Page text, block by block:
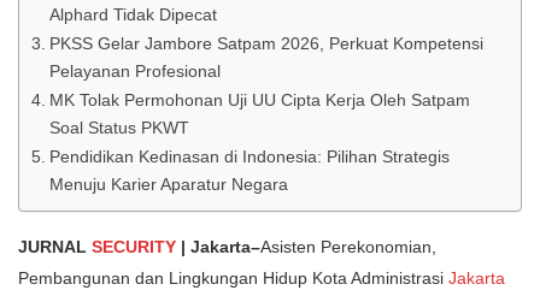
Alphard Tidak Dipecat
PKSS Gelar Jambore Satpam 2026, Perkuat Kompetensi
Pelayanan Profesional
MK Tolak Permohonan Uji UU Cipta Kerja Oleh Satpam
Soal Status PKWT
Pendidikan Kedinasan di Indonesia: Pilihan Strategis
Menuju Karier Aparatur Negara
JURNAL SECURITY | Jakarta–Asisten Perekonomian,
Pembangunan dan Lingkungan Hidup Kota Administrasi Jakarta